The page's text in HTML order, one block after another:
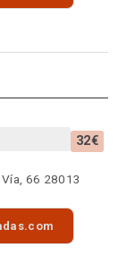
32€
66 28013